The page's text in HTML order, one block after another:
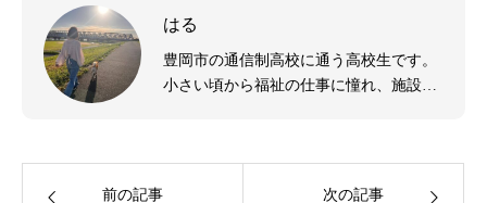
はる
豊岡市の通信制高校に通う高校生です。
小さい頃から福祉の仕事に憧れ、施設の
思わぬつながりが大好きです。自身の体
験したことを少しずつ発信できればいい
前の記事 次の記事